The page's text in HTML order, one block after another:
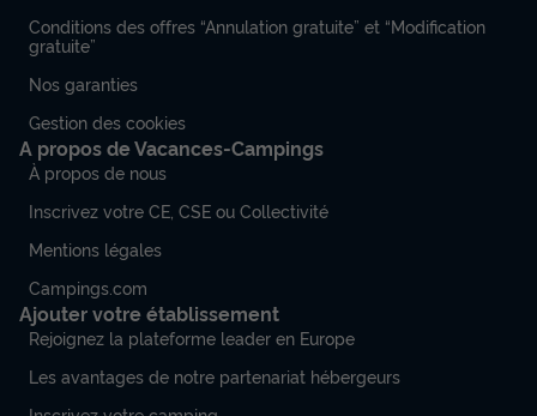
Conditions des offres “Annulation gratuite” et “Modification
gratuite”
Nos garanties
Gestion des cookies
A propos de Vacances-Campings
À propos de nous
Inscrivez votre CE, CSE ou Collectivité
Mentions légales
Campings.com
Ajouter votre établissement
Rejoignez la plateforme leader en Europe
Les avantages de notre partenariat hébergeurs